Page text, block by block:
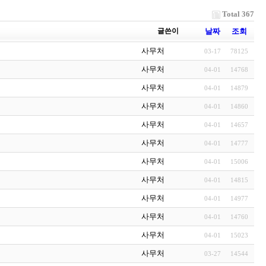
Total 367
글쓴이 날짜 조회
사무처 03-17 78125
사무처 04-01 14768
사무처 04-01 14879
사무처 04-01 14860
사무처 04-01 14657
사무처 04-01 14777
사무처 04-01 15006
사무처 04-01 14815
사무처 04-01 14977
사무처 04-01 14760
사무처 04-01 15023
사무처 03-27 14544